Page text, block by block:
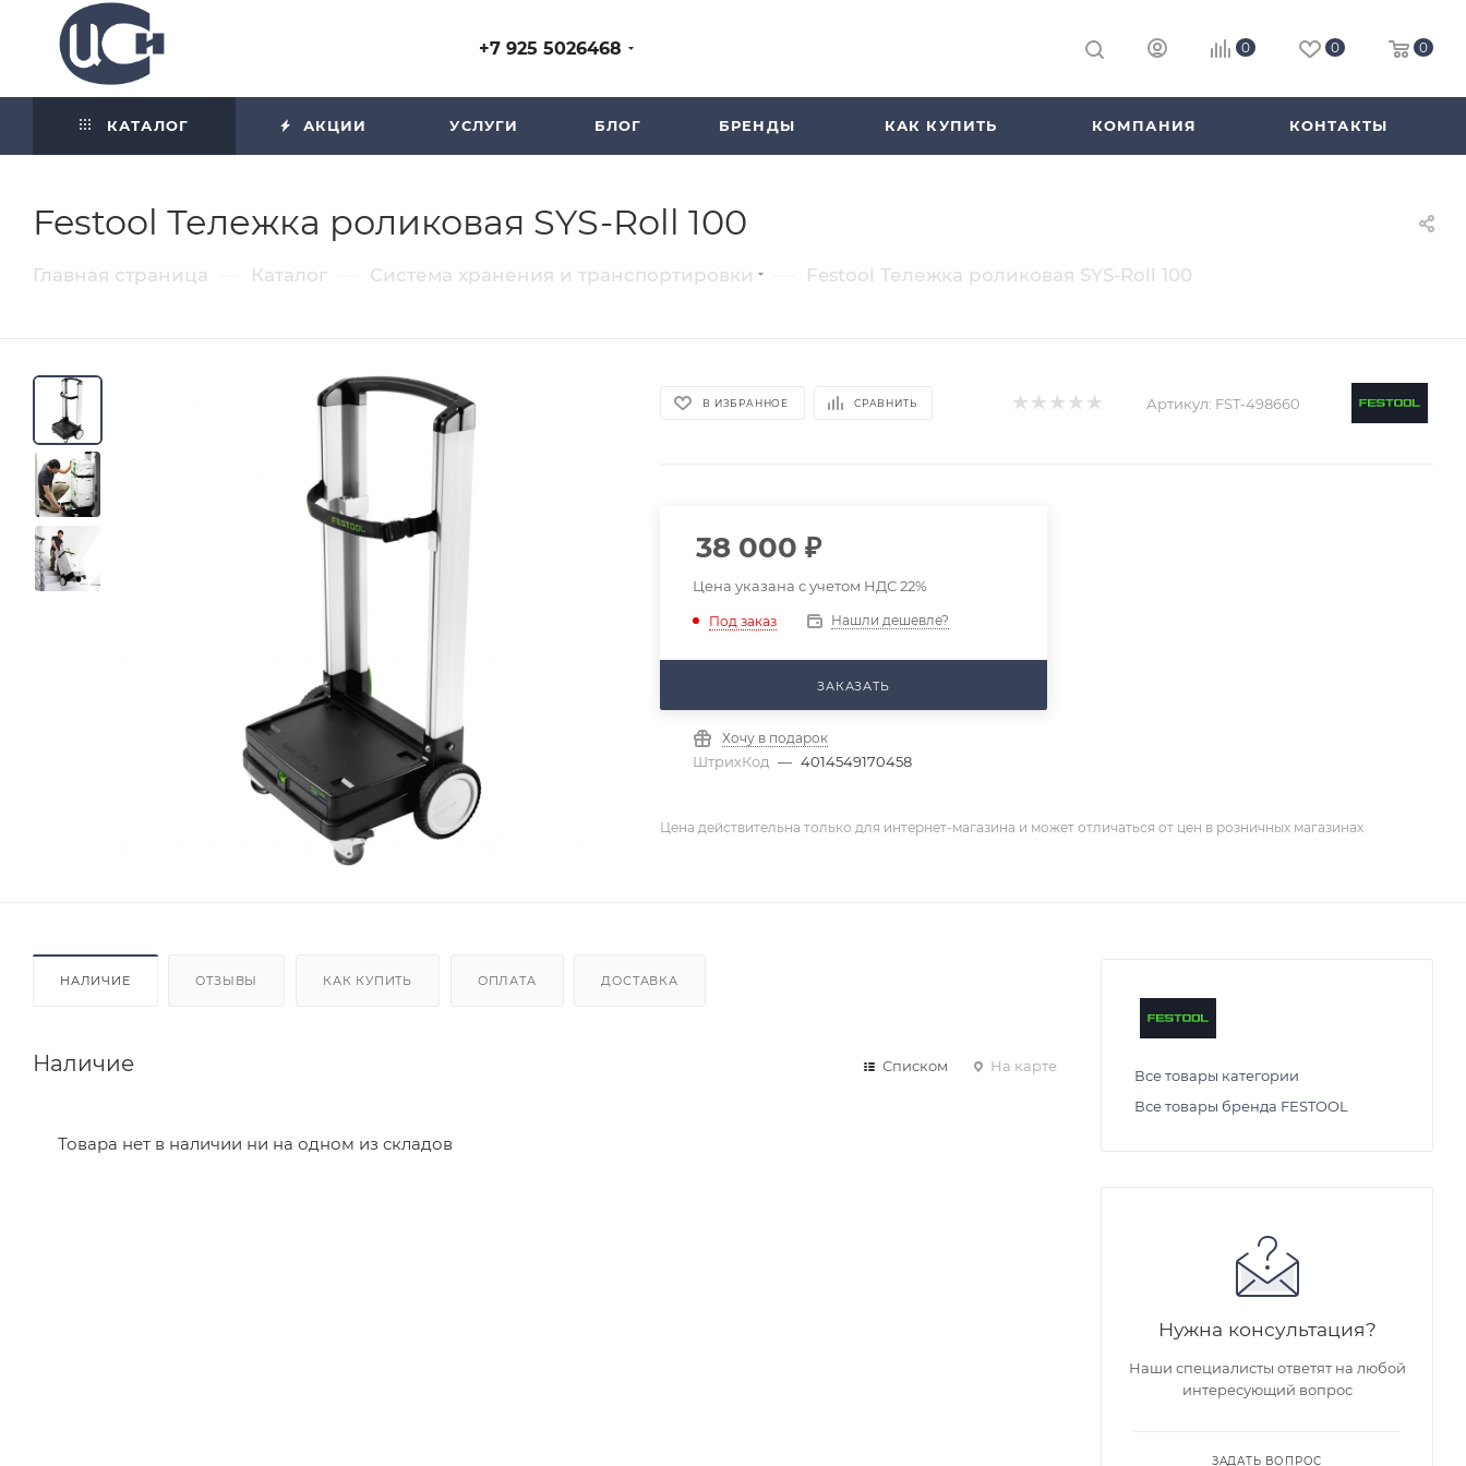
+7 925 5026468 0 0 0
КАТАЛОГ АКЦИИ УСЛУГИ БЛОГ БРЕНДЫ КАК КУПИТЬ КОМПАНИЯ КОНТАКТЫ
Festool Тележка роликовая SYS-Roll 100
Главная страница Каталог Система хранения и транспортировки Festool Тележка роликовая SYS-Roll 100
В ИЗБРАННОЕ СРАВНИТЬ Артикул: FST-498660
38 000 ₽
Цена указана с учетом НДС 22%
Под заказ Нашли дешевле?
ЗАКАЗАТЬ
Хочу в подарок
ШтрихКод — 4014549170458
Цена действительна только для интернет-магазина и может отличаться от цен в розничных магазинах
НАЛИЧИЕ ОТЗЫВЫ КАК КУПИТЬ ОПЛАТА ДОСТАВКА
Наличие Списком На карте
Товара нет в наличии ни на одном из складов
Все товары категории
Все товары бренда FESTOOL
Нужна консультация?
Наши специалисты ответят на любой
интересующий вопрос
ЗАДАТЬ ВОПРОС